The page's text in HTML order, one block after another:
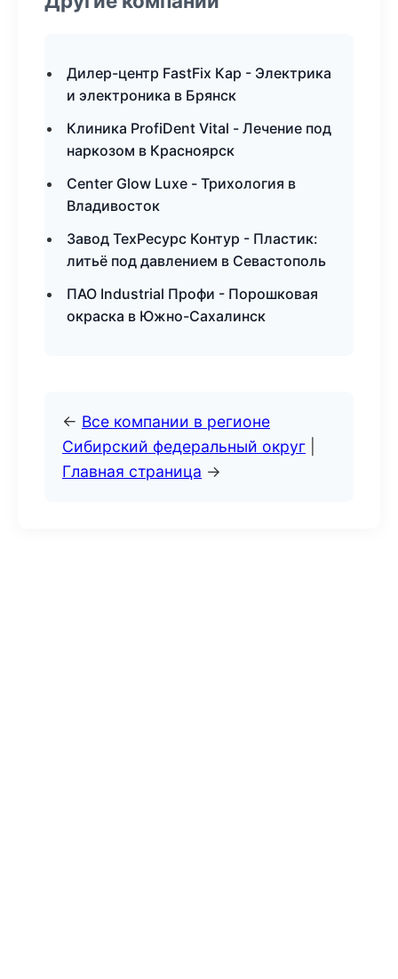
Дилер-центр FastFix Кар - Электрика
и электроника в Брянск
Клиника ProfiDent Vital - Лечение под
наркозом в Красноярск
Center Glow Luxe - Трихология в
Владивосток
Завод ТехРесурс Контур - Пластик:
литьё под давлением в Севастополь
ПАО Industrial Профи - Порошковая
окраска в Южно-Сахалинск
← Все компании в регионе
Сибирский федеральный округ
Главная страница →